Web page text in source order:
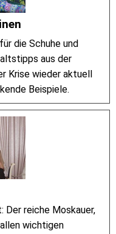
die Schuhe und
aus der
Krise wieder aktuell
Beispiele.
reiche Moskauer,
wichtigen